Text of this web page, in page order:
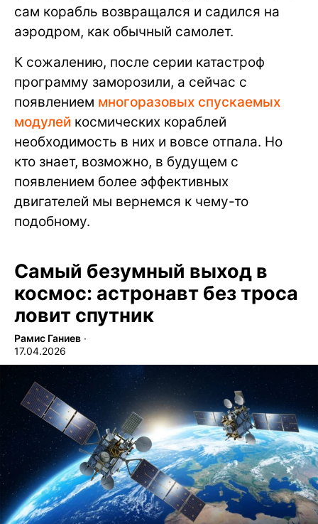
сам корабль возвращался и садился на
аэродром, как обычный самолет.
К сожалению, после серии катастроф
программу заморозили, а сейчас с
появлением многоразовых спускаемых
модулей космических кораблей
необходимость в них и вовсе отпала. Но
кто знает, возможно, в будущем с
появлением более эффективных
двигателей мы вернемся к чему-то
подобному.
Самый безумный выход в
космос: астронавт без троса
ловит спутник
Рамис Ганиев ∙
17.04.2026